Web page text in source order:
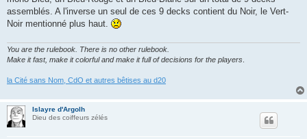
assemblés. A l'inverse un seul de ces 9 decks contient du Noir, le Vert-
Noir mentionné plus haut.
You are the rulebook. There is no other rulebook.
Make it fast, make it colorful and make it full of decisions for the players
la Cité sans Nom, CdO et autres bêtises au d20
Islayre d'Argolh
Dieu des coiffeurs zélés